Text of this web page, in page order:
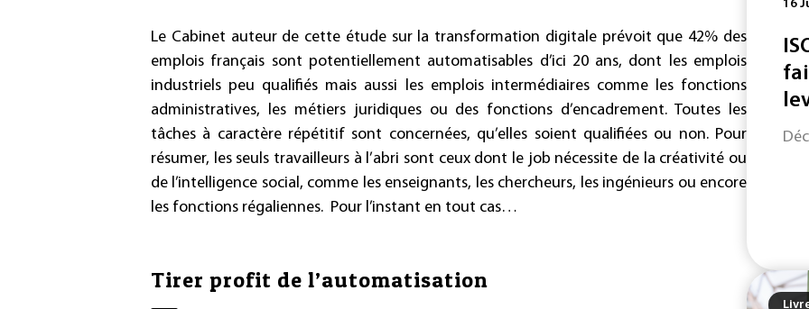
Le Cabinet auteur de cette étude sur la transformation digitale prévoit que 42% des
emplois français sont potentiellement automatisables d’ici 20 ans, dont les emplois
industriels peu qualifiés mais aussi les emplois intermédiaires comme les fonctions
administratives, les métiers juridiques ou des fonctions d’encadrement. Toutes les
tâches à caractère répétitif sont concernées, qu’elles soient qualifiées ou non. Pour
résumer, les seuls travailleurs à l’abri sont ceux dont le job nécessite de la créativité ou
de l’intelligence social, comme les enseignants, les chercheurs, les ingénieurs ou encore
les fonctions régaliennes. Pour l’instant en tout cas…
Tirer profit de l’automatisation
16